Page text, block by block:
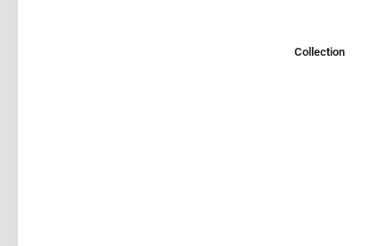
Collection